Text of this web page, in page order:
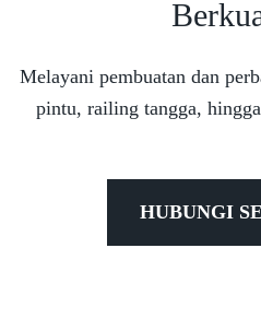
Melayani pembuatan dan
pintu, railing tangga,
HUBUNGI